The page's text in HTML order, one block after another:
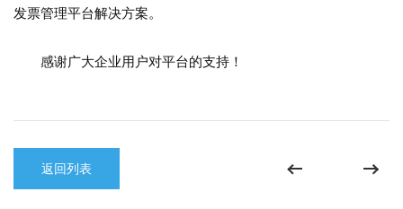
发票管理平台解决方案。
感谢广大企业用户对平台的支持！
返回列表